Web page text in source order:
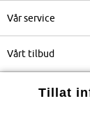
Vår service
Vårt tilbud
SelskapetTillat